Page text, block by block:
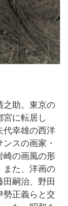
之助。東京の
宮に転居し
代幸雄の西洋
スの画家・
崎の画風の形
また、洋画の
嗣治、野田
勢正義らと交